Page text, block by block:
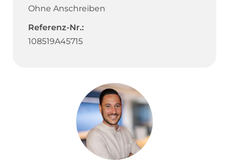
Ohne Anschreiben
Referenz-Nr.:
108519A45715